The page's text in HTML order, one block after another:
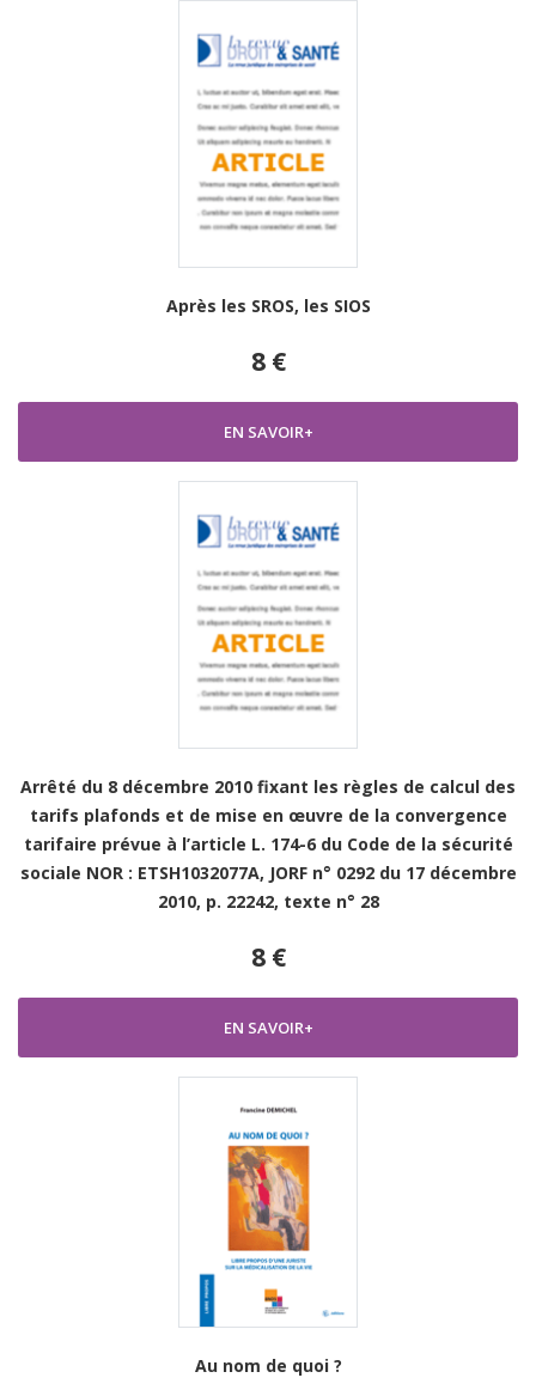
Après les SROS, les SIOS
8 €
EN SAVOIR+
Arrêté du 8 décembre 2010 fixant les règles de calcul des
tarifs plafonds et de mise en œuvre de la convergence
tarifaire prévue à l’article L. 174-6 du Code de la sécurité
sociale NOR : ETSH1032077A, JORF n° 0292 du 17 décembre
2010, p. 22242, texte n° 28
8 €
EN SAVOIR+
Au nom de quoi ?